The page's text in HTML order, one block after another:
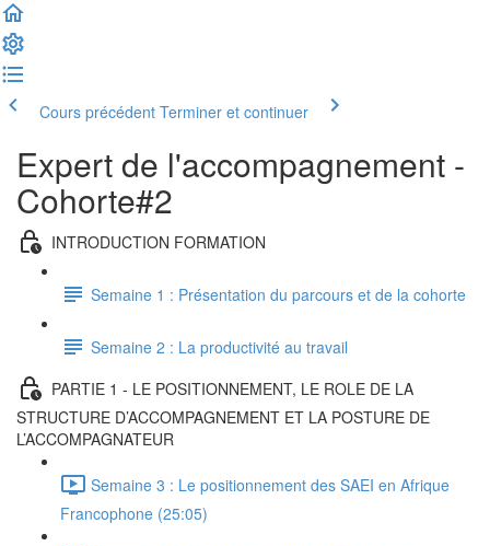
Cours précédent Terminer et continuer
Expert de l'accompagnement -
Cohorte#2
INTRODUCTION FORMATION
Semaine 1 : Présentation du parcours et de la cohorte
Semaine 2 : La productivité au travail
PARTIE 1 - LE POSITIONNEMENT, LE ROLE DE LA
STRUCTURE D’ACCOMPAGNEMENT ET LA POSTURE DE
L’ACCOMPAGNATEUR
Semaine 3 : Le positionnement des SAEI en Afrique
Francophone (25:05)